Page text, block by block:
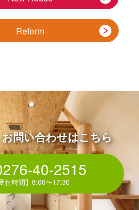
Reform
問い合わせはこちら
40-2515